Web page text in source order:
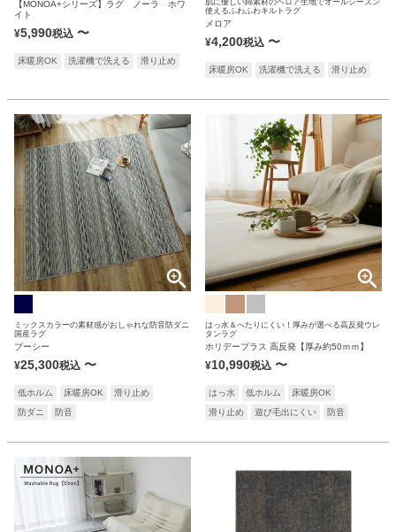
【MONOA+シリーズ】ラグ ノーラ ホワ
イト
¥5,990税込 〜
床暖房OK 洗濯機で洗える 滑り止め
使えるふわふわキルトラグ
メロア
¥4,200税込 〜
床暖房OK 洗濯機で洗える 滑り止め
ミックスカラーの素材感がおしゃれな防音防ダニ
国産ラグ
プーシー
¥25,300税込 〜
低ホルム 床暖房OK
滑り止め
防ダニ
防音
はっ水＆へたりにくい！厚みが選べる高反発ウレ
タンラグ
ホリデープラス 高反発【厚み約50ｍｍ】
¥10,990税込 〜
はっ水 低ホルム
床暖房OK
滑り止め
遊び毛出にくい 防音